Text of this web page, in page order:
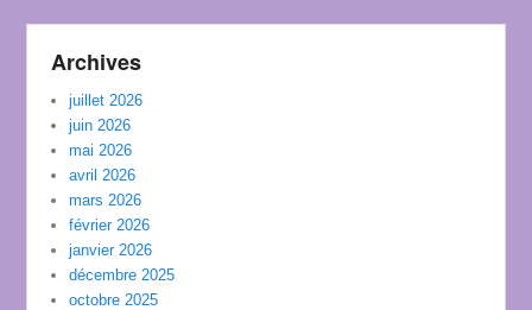
Archives
juillet 2026
juin 2026
mai 2026
avril 2026
mars 2026
février 2026
janvier 2026
décembre 2025
octobre 2025